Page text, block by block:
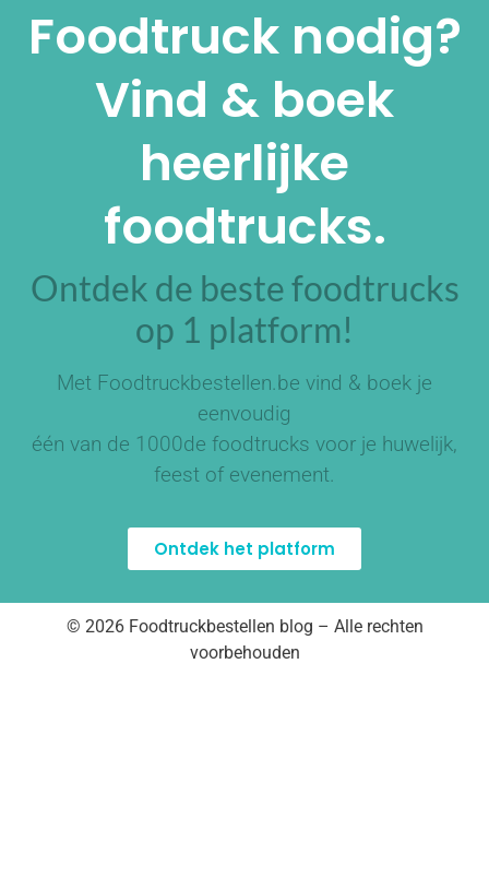
Foodtruck nodig?
Vind & boek
heerlijke
foodtrucks.
Ontdek de beste foodtrucks
op 1 platform!
Met Foodtruckbestellen.be vind & boek je
eenvoudig
één van de 1000de foodtrucks voor je huwelijk,
feest of evenement.
Ontdek het platform
© 2026 Foodtruckbestellen blog – Alle rechten
voorbehouden